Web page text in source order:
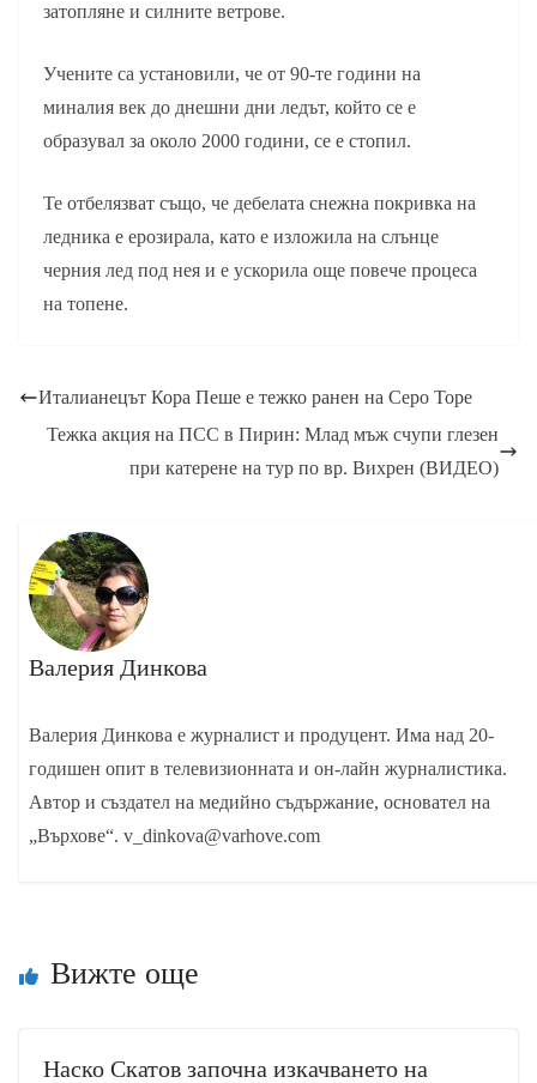
затопляне и силните ветрове.
Учените са установили, че от 90-те години на
миналия век до днешни дни ледът, който се е
образувал за около 2000 години, се е стопил.
Те отбелязват също, че дебелата снежна покривка на
ледника е ерозирала, като е изложила на слънце
черния лед под нея и е ускорила още повече процеса
на топене.
Италианецът Кора Пеше е тежко ранен на Серо Торе
Тежка акция на ПСС в Пирин: Млад мъж счупи глезен
при катерене на тур по вр. Вихрен (ВИДЕО)
Валерия Динкова
Валерия Динкова е журналист и продуцент. Има над 20-
годишен опит в телевизионната и он-лайн журналистика.
Автор и създател на медийно съдържание, основател на
„Върхове“. v_dinkova@varhove.com
Вижте още
Наско Скатов започна изкачването на